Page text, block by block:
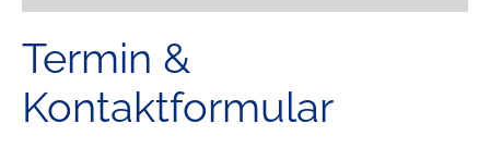
Termin &
Kontaktformular